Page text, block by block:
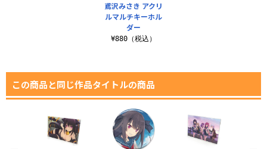
鳶沢みさき アクリ
ルマルチキーホル
ダー
¥880（税込）
この商品と同じ作品タイトルの商品